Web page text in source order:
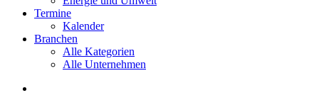
Termine
Kalender
Branchen
Alle Kategorien
Alle Unternehmen